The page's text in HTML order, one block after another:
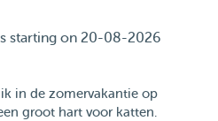
starting on 20-08-2026
in de zomervakantie op
groot hart voor katten.